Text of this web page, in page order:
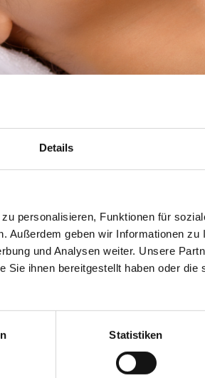
Details
personalisieren, Funktionen für
Außerdem geben wir Informationen zu
und Analysen weiter. Unsere
Sie ihnen bereitgestellt haben oder die
Statistiken
Ihre Haut und lassen
verwöhnen. Ob
individuellen
Ihre Bedürfnisse